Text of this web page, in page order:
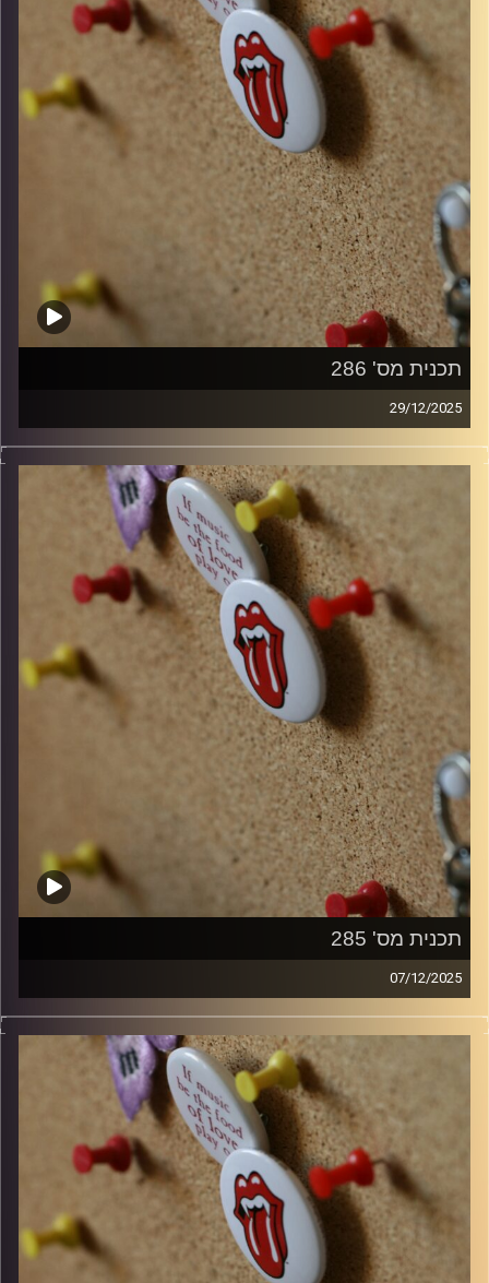
תכנית מס' 286
29/12/2025
קלאסיקות רוק עם אורן הוף
włodi
תכנית מס' 285
07/12/2025
קלאסיקות רוק עם אורן הוף
włodi